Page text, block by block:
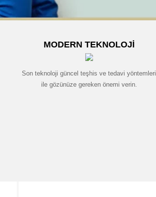
MODERN TEKNOLOJI
Son teknoloji güncel teşhis ve tedavi yöntemleri
ile gözünüze gereken önemi verin.